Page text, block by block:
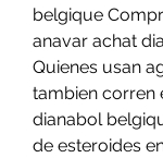
belgique
anavar achat
Quienes usan
tambien corren
dianabol
de esteroides